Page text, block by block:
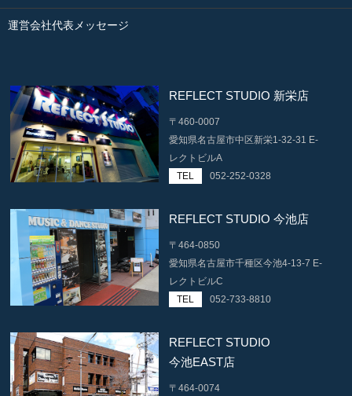
運営会社代表メッセージ
REFLECT STUDIO 新栄店
〒460-0007
愛知県名古屋市中区新栄1-32-31 E-
レクトビルA
TEL
052-252-0328
REFLECT STUDIO 今池店
〒464-0850
愛知県名古屋市千種区今池4-13-7 E-
レクトビルC
TEL
052-733-8810
REFLECT STUDIO
今池EAST店
〒464-0074